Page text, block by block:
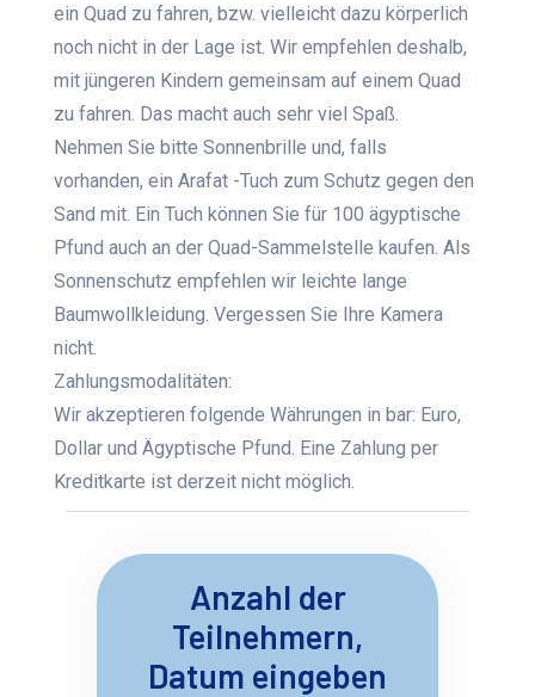
ein Quad zu fahren, bzw. vielleicht dazu körperlich
noch nicht in der Lage ist. Wir empfehlen deshalb,
mit jüngeren Kindern gemeinsam auf einem Quad
zu fahren. Das macht auch sehr viel Spaß.
Nehmen Sie bitte Sonnenbrille und, falls
vorhanden, ein Arafat -Tuch zum Schutz gegen den
Sand mit. Ein Tuch können Sie für 100 ägyptische
Pfund auch an der Quad-Sammelstelle kaufen. Als
Sonnenschutz empfehlen wir leichte lange
Baumwollkleidung. Vergessen Sie Ihre Kamera
nicht.
Zahlungsmodalitäten:
Wir akzeptieren folgende Währungen in bar: Euro,
Dollar und Ägyptische Pfund. Eine Zahlung per
Kreditkarte ist derzeit nicht möglich.
Anzahl der
Teilnehmern,
Datum eingeben